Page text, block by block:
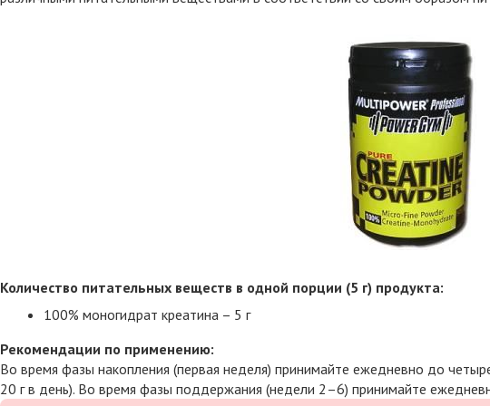
Количество питательных веществ в одной порции (5 г) продукта:
100% моногидрат креатина – 5 г
Рекомендации по применению:
Во время фазы накопления (первая неделя) принимайте ежедневно до
20 г в день). Во время фазы поддержания (недели 2–6) принимайте